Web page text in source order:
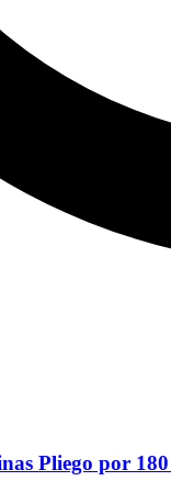
Pliego por